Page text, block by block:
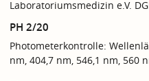
Laboratoriumsmedizin e.V.
PH 2/20
Photometerkontrolle:
nm, 404,7 nm, 546,1 nm, 560